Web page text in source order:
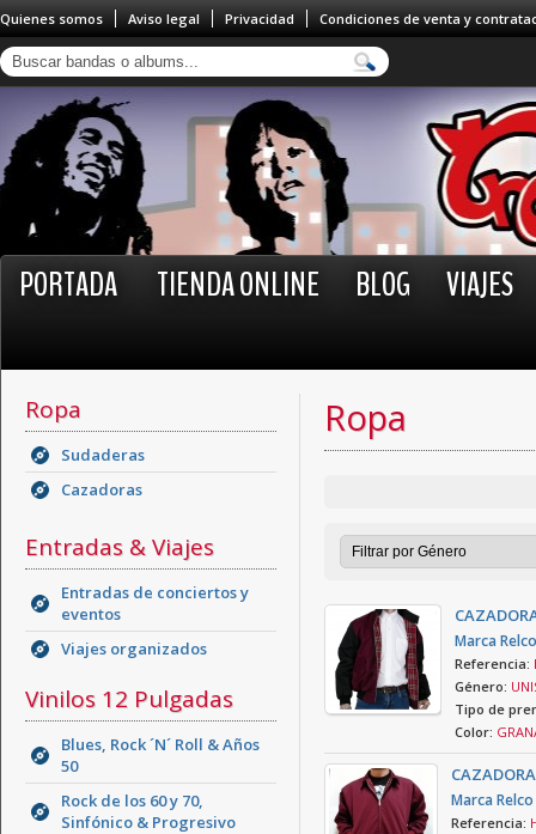
Quienes somos Aviso legal Privacidad Condiciones de venta y
PORTADA TIENDA ONLINE BLOG VIAJES
Ropa
Sudaderas
Cazadoras
Entradas & Viajes
Entradas de conciertos y
eventos
Viajes organizados
Vinilos 12 Pulgadas
Blues, Rock ´N´ Roll & Años
50
Rock de los 60 y 70,
Sinfónico & Progresivo
Ropa
Marca Relco
Referencia:
Género:
Tipo de
Color:
Marca Relco
Referencia: